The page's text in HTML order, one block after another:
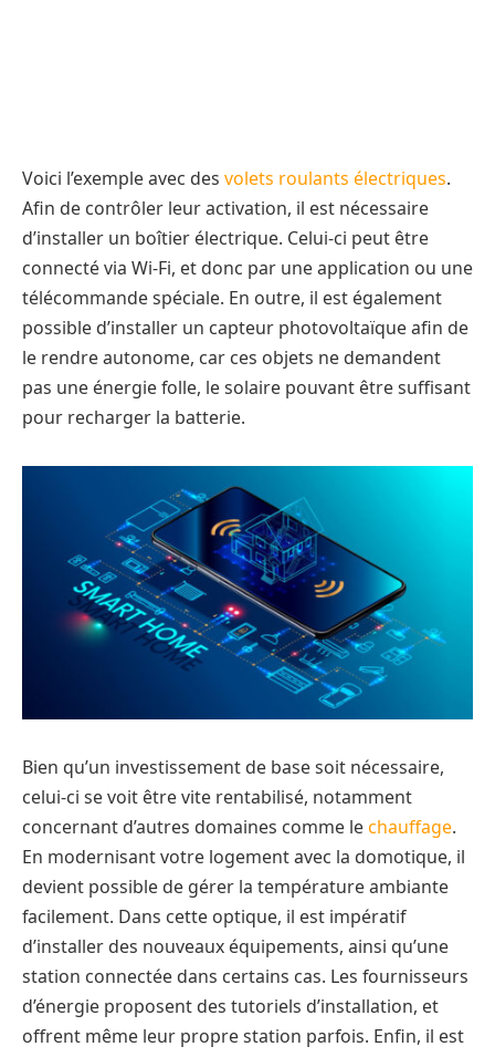
Voici l’exemple avec des volets roulants électriques.
Afin de contrôler leur activation, il est nécessaire
d’installer un boîtier électrique. Celui-ci peut être
connecté via Wi-Fi, et donc par une application ou une
télécommande spéciale. En outre, il est également
possible d’installer un capteur photovoltaïque afin de
le rendre autonome, car ces objets ne demandent
pas une énergie folle, le solaire pouvant être suffisant
pour recharger la batterie.
Bien qu’un investissement de base soit nécessaire,
celui-ci se voit être vite rentabilisé, notamment
concernant d’autres domaines comme lechauffage.
En modernisant votre logement avec la domotique, il
devient possible de gérer la température ambiante
facilement. Dans cette optique, il est impératif
d’installer des nouveaux équipements, ainsi qu’une
station connectée dans certains cas. Les fournisseurs
d’énergie proposent des tutoriels d’installation, et
offrent même leur propre station parfois. Enfin, il est